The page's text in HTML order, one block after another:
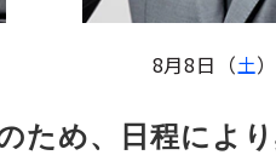
8月8日（土
ため、日程により